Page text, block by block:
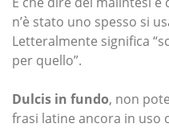
n’è stato uno spesso si
Letteralmente significa
per quello”.
Dulcis in fundo, non
frasi latine ancora in uso